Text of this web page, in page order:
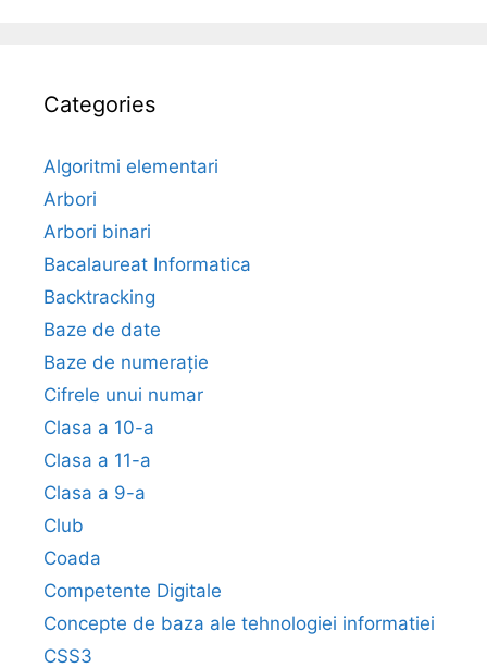
Categories
Algoritmi elementari
Arbori
Arbori binari
Bacalaureat Informatica
Backtracking
Baze de date
Baze de numerație
Cifrele unui numar
Clasa a 10-a
Clasa a 11-a
Clasa a 9-a
Club
Coada
Competente Digitale
Concepte de baza ale tehnologiei informatiei
CSS3